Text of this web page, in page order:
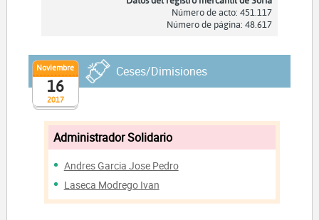
Número de acto: 451.117
Número de página: 48.617
2017
Noviembre
16
Ceses/Dimisiones
Administrador Solidario
Andres Garcia Jose Pedro
Laseca Modrego Ivan